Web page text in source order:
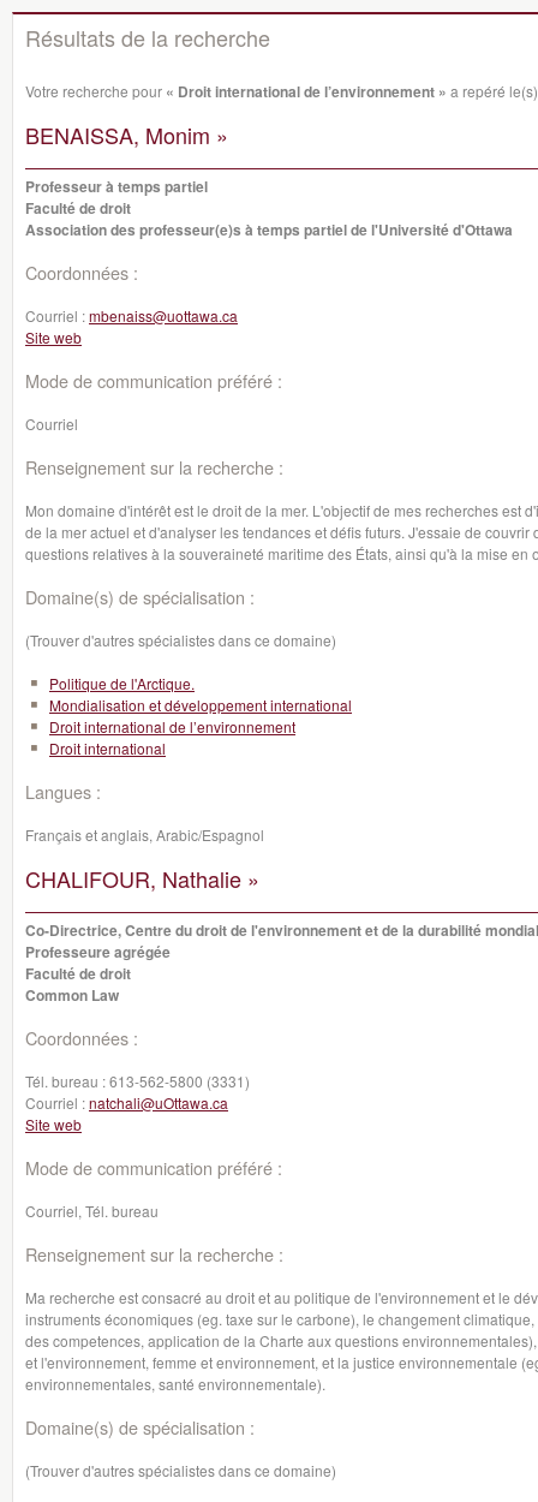
Résultats de la recherche
Votre recherche pour « Droit international de l’environnement » a repéré
BENAISSA, Monim »
Professeur à temps partiel
Faculté de droit
Association des professeur(e)s à temps partiel de l'Université d'Ottawa
Coordonnées :
Courriel :mbenaiss@uottawa.ca
Site web
Mode de communication préféré :
Courriel
Renseignement sur la recherche :
Mon domaine d'intérêt est le droit de la mer. L'objectif de mes recherches est
de la mer actuel et d'analyser les tendances et défis futurs. J'essaie de
questions relatives à la souveraineté maritime des États, ainsi qu'à la mise
Domaine(s) de spécialisation :
(Trouver d'autres spécialistes dans ce domaine)
Politique de l'Arctique.
Mondialisation et développement international
Droit international de l’environnement
Droit international
Langues :
Français et anglais, Arabic/Espagnol
CHALIFOUR, Nathalie »
Co-Directrice, Centre du droit de l'environnement et de la durabilité
Professeure agrégée
Faculté de droit
Common Law
Coordonnées :
Tél. bureau :613-562-5800 (3331)
Courriel :natchali@uOttawa.ca
Site web
Mode de communication préféré :
Courriel, Tél. bureau
Renseignement sur la recherche :
Ma recherche est consacré au droit et au politique de l'environnement et le
instruments économiques (eg. taxe sur le carbone), le changement
des competences, application de la Charte aux questions
et l'environnement, femme et environnement, et la justice environnementale
environnementales, santé environnementale).
Domaine(s) de spécialisation :
(Trouver d'autres spécialistes dans ce domaine)